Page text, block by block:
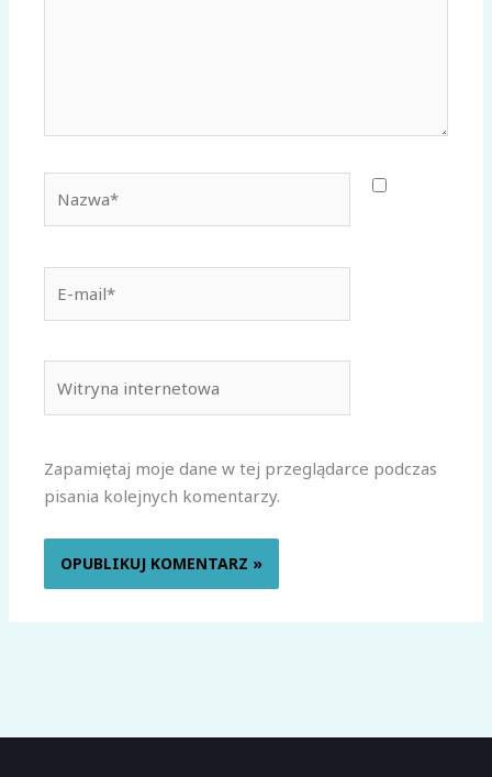
mail*
internetowa
Zapamiętaj moje dane w tej przeglądarce podczas
pisania kolejnych komentarzy.